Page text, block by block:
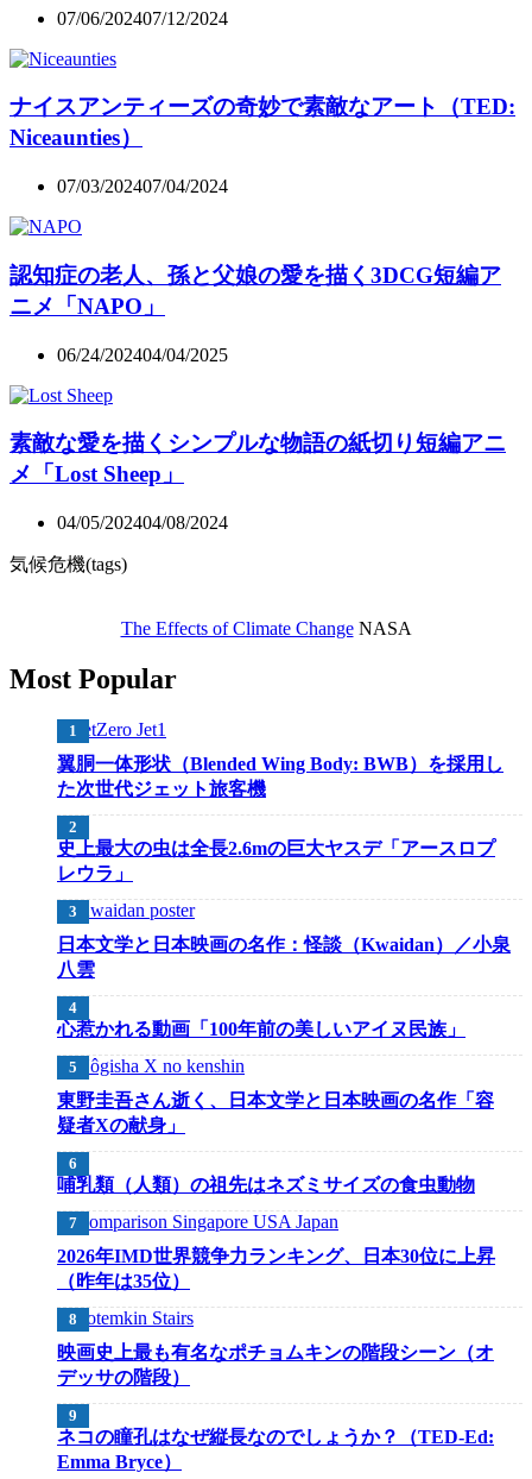
07/06/202407/12/2024
ナイスアンティーズの奇妙で素敵なアート（TED:
Niceaunties）
07/03/202407/04/2024
認知症の老人、孫と父娘の愛を描く3DCG短編ア
ニメ「NAPO」
06/24/202404/04/2025
素敵な愛を描くシンプルな物語の紙切り短編アニ
メ「Lost Sheep」
04/05/202404/08/2024
気候危機(tags)
The Effects of Climate ChangeNASA
Most Popular
翼胴一体形状（Blended Wing Body: BWB）を採用し
た次世代ジェット旅客機
史上最大の虫は全長2.6mの巨大ヤスデ「アースロプ
レウラ」
日本文学と日本映画の名作：怪談（Kwaidan）／小泉
八雲
心惹かれる動画「100年前の美しいアイヌ民族」
東野圭吾さん逝く、日本文学と日本映画の名作「容
疑者Xの献身」
哺乳類（人類）の祖先はネズミサイズの食虫動物
2026年IMD世界競争力ランキング、日本30位に上昇
（昨年は35位）
映画史上最も有名なポチョムキンの階段シーン（オ
デッサの階段）
ネコの瞳孔はなぜ縦長なのでしょうか？（TED-Ed:
Emma Bryce）